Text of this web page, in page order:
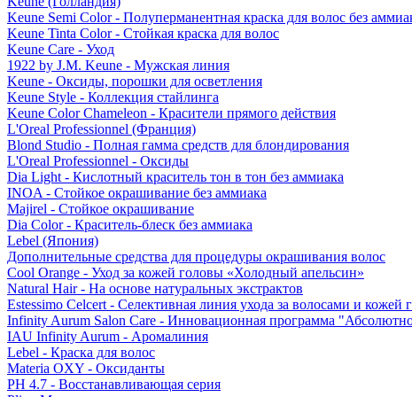
Keune Semi Color - Полуперманентная краска для волос без
Keune Tinta Color - Стойкая краска для волос
Keune Care - Уход
1922 by J.M. Keune - Мужская линия
Keune - Оксиды, порошки для осветления
Keune Style - Коллекция стайлинга
Keune Color Chameleon - Красители прямого действия
L'Oreal Professionnel (Франция)
Blond Studio - Полная гамма средств для блондирования
L'Oreal Professionnel - Оксиды
Dia Light - Кислотный краситель тон в тон без аммиака
INOA - Стойкое окрашивание без аммиака
Majirel - Стойкое окрашивание
Dia Color - Краситель-блеск без аммиака
Lebel (Япония)
Дополнительные средства для процедуры окрашивания волос
Cool Orange - Уход за кожей головы «Холодный апельсин»
Natural Hair - На основе натуральных экстрактов
Estessimo Celcert - Селективная линия ухода за волосами и кожей
Infinity Aurum Salon Care - Инновационная программа
IAU Infinity Aurum - Аромалиния
Lebel - Краска для волос
Materia OXY - Оксиданты
PH 4.7 - Восстанавливающая серия